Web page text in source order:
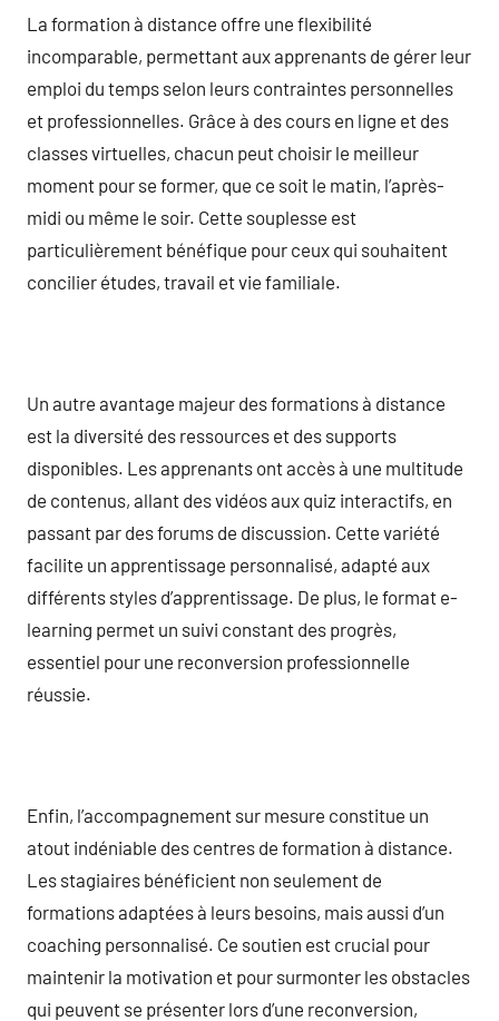
La formation à distance offre une flexibilité
incomparable, permettant aux apprenants de gérer leur
emploi du temps selon leurs contraintes personnelles
et professionnelles. Grâce à des cours en ligne et des
classes virtuelles, chacun peut choisir le meilleur
moment pour se former, que ce soit le matin, l’après-
midi ou même le soir. Cette souplesse est
particulièrement bénéfique pour ceux qui souhaitent
concilier études, travail et vie familiale.
Un autre avantage majeur des formations à distance
est la diversité des ressources et des supports
disponibles. Les apprenants ont accès à une multitude
de contenus, allant des vidéos aux quiz interactifs, en
passant par des forums de discussion. Cette variété
facilite un apprentissage personnalisé, adapté aux
différents styles d’apprentissage. De plus, le format e-
learning permet un suivi constant des progrès,
essentiel pour une reconversion professionnelle
réussie.
Enfin, l’accompagnement sur mesure constitue un
atout indéniable des centres de formation à distance.
Les stagiaires bénéficient non seulement de
formations adaptées à leurs besoins, mais aussi d’un
coaching personnalisé. Ce soutien est crucial pour
maintenir la motivation et pour surmonter les obstacles
qui peuvent se présenter lors d’une reconversion,